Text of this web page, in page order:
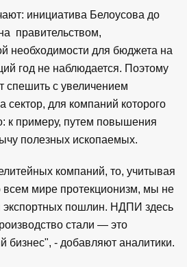
инициатива Белоусова до
правительством,
необходимости для бюджета на
год не наблюдается. Поэтому
спешить с увеличением
сектор, для компаний которого
к примеру, путем повышения
полезных ископаемых.
компаний, то, учитывая
мире протекционизм, мы не
пошлин. НДПИ здесь
стали — это
бизнес", - добавляют аналитики.